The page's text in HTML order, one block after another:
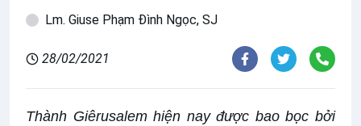
Lm. Giuse Phạm Đình Ngọc, SJ
28/02/2021
Thành Giêrusalem hiện nay được bao bọc bởi